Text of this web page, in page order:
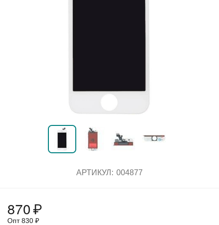
АРТИКУЛ: 004877
870₽
Опт830 ₽